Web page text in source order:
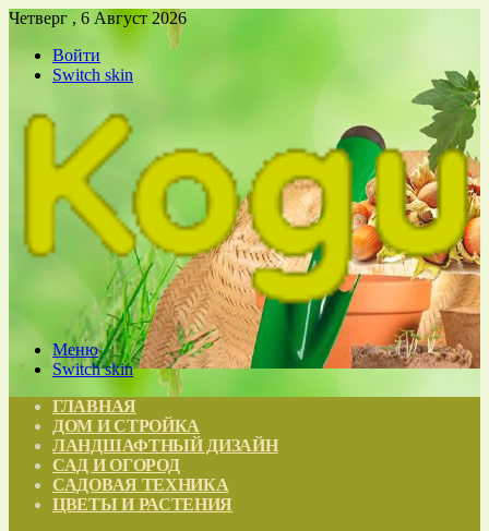
Четверг , 6 Август 2026
Войти
Switch skin
Меню
Switch skin
ГЛАВНАЯ
ДОМ И СТРОЙКА
ЛАНДШАФТНЫЙ ДИЗАЙН
САД И ОГОРОД
САДОВАЯ ТЕХНИКА
ЦВЕТЫ И РАСТЕНИЯ